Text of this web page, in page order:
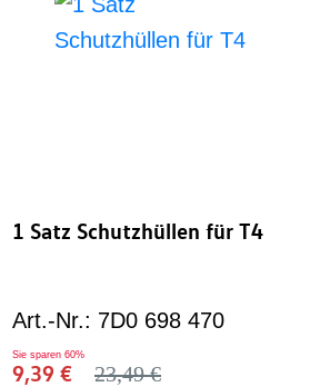
1 Satz Schutzhüllen für T4
Art.-Nr.: 7D0 698 470
Sie sparen 60%
9,39 € 23,49 €